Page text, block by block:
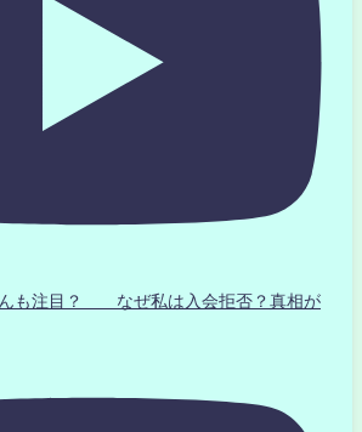
んも注目？ なぜ私は入会拒否？真相が